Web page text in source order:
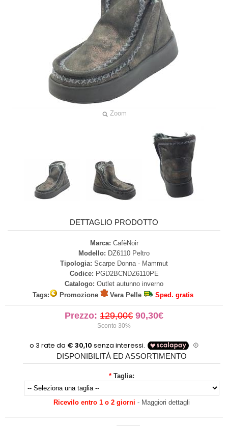
Zoom
DETTAGLIO PRODOTTO
Marca: CafèNoir
Modello: DZ6110 Peltro
Tipologia: Scarpe Donna - Mammut
Codice: PGD2BCNDZ6110PE
Catalogo: Outlet autunno inverno
Tags:
Promozione Vera Pelle Sped. gratis
Prezzo: 129,00€ 90,30€
Sconto 30%
DISPONIBILITÀ ED ASSORTIMENTO
* Taglia:
Ricevilo entro 1 o 2 giorni - Maggiori dettagli